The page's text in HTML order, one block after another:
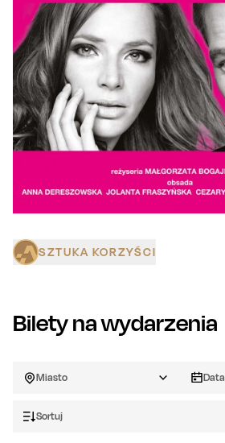
SZTUKA KORZYŚCI
Bilety na wydarzenia
Miasto Data
Sortuj